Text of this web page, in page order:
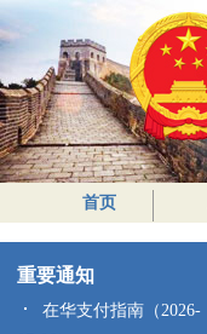
首页
重要通知
在华支付指南（2026-